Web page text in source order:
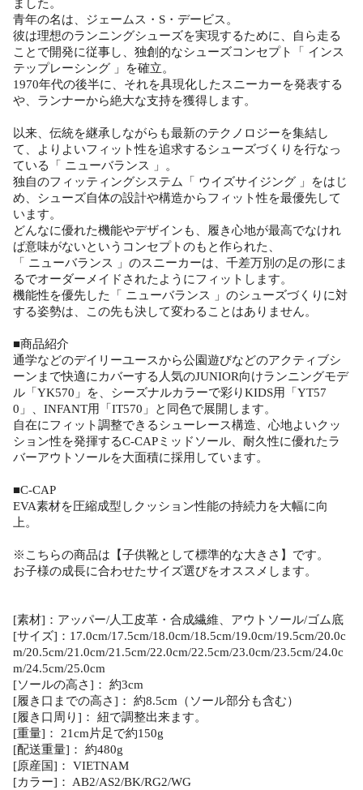
ました。
青年の名は、ジェームス・S・デービス。
彼は理想のランニングシューズを実現するために、自ら走る
ことで開発に従事し、独創的なシューズコンセプト「 インス
テップレーシング 」を確立。
1970年代の後半に、それを具現化したスニーカーを発表する
や、ランナーから絶大な支持を獲得します。
以来、伝統を継承しながらも最新のテクノロジーを集結し
て、よりよいフィット性を追求するシューズづくりを行なっ
ている「 ニューバランス 」。
独自のフィッティングシステム「 ウイズサイジング 」をはじ
め、シューズ自体の設計や構造からフィット性を最優先して
います。
どんなに優れた機能やデザインも、履き心地が最高でなけれ
ば意味がないというコンセプトのもと作られた、
「 ニューバランス 」のスニーカーは、千差万別の足の形にま
るでオーダーメイドされたようにフィットします。
機能性を優先した「 ニューバランス 」のシューズづくりに対
する姿勢は、この先も決して変わることはありません。
■商品紹介
通学などのデイリーユースから公園遊びなどのアクティブシ
ーンまで快適にカバーする人気のJUNIOR向けランニングモデ
ル「YK570」を、シーズナルカラーで彩りKIDS用「YT57
0」、INFANT用「IT570」と同色で展開します。
自在にフィット調整できるシューレース構造、心地よいクッ
ション性を発揮するC-CAPミッドソール、耐久性に優れたラ
バーアウトソールを大面積に採用しています。
■C-CAP
EVA素材を圧縮成型しクッション性能の持続力を大幅に向
上。
※こちらの商品は【子供靴として標準的な大きさ】です。
お子様の成長に合わせたサイズ選びをオススメします。
[素材]：アッパー/人工皮革・合成繊維、アウトソール/ゴム底
[サイズ]：17.0cm/17.5cm/18.0cm/18.5cm/19.0cm/19.5cm/20.0c
m/20.5cm/21.0cm/21.5cm/22.0cm/22.5cm/23.0cm/23.5cm/24.0c
m/24.5cm/25.0cm
[ソールの高さ]： 約3cm
[履き口までの高さ]： 約8.5cm（ソール部分も含む）
[履き口周り]： 紐で調整出来ます。
[重量]： 21cm片足で約150g
[配送重量]： 約480g
[原産国]： VIETNAM
[カラー]： AB2/AS2/BK/RG2/WG